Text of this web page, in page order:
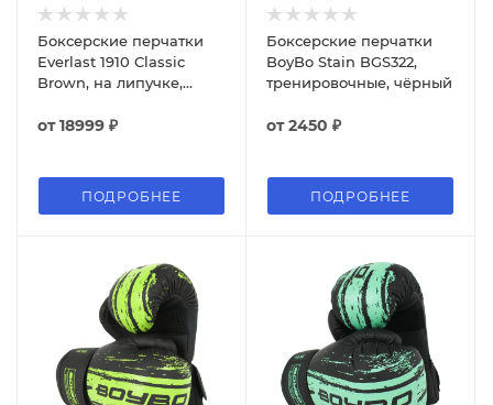
Боксерские перчатки
Everlast 1910 Classic
Brown, на липучке,
коричневый
от18999 ₽
ПОДРОБНЕЕ
Боксерские перчатки
BoyBo Stain BGS322,
тренировочные, чёрный
от2450 ₽
ПОДРОБНЕЕ